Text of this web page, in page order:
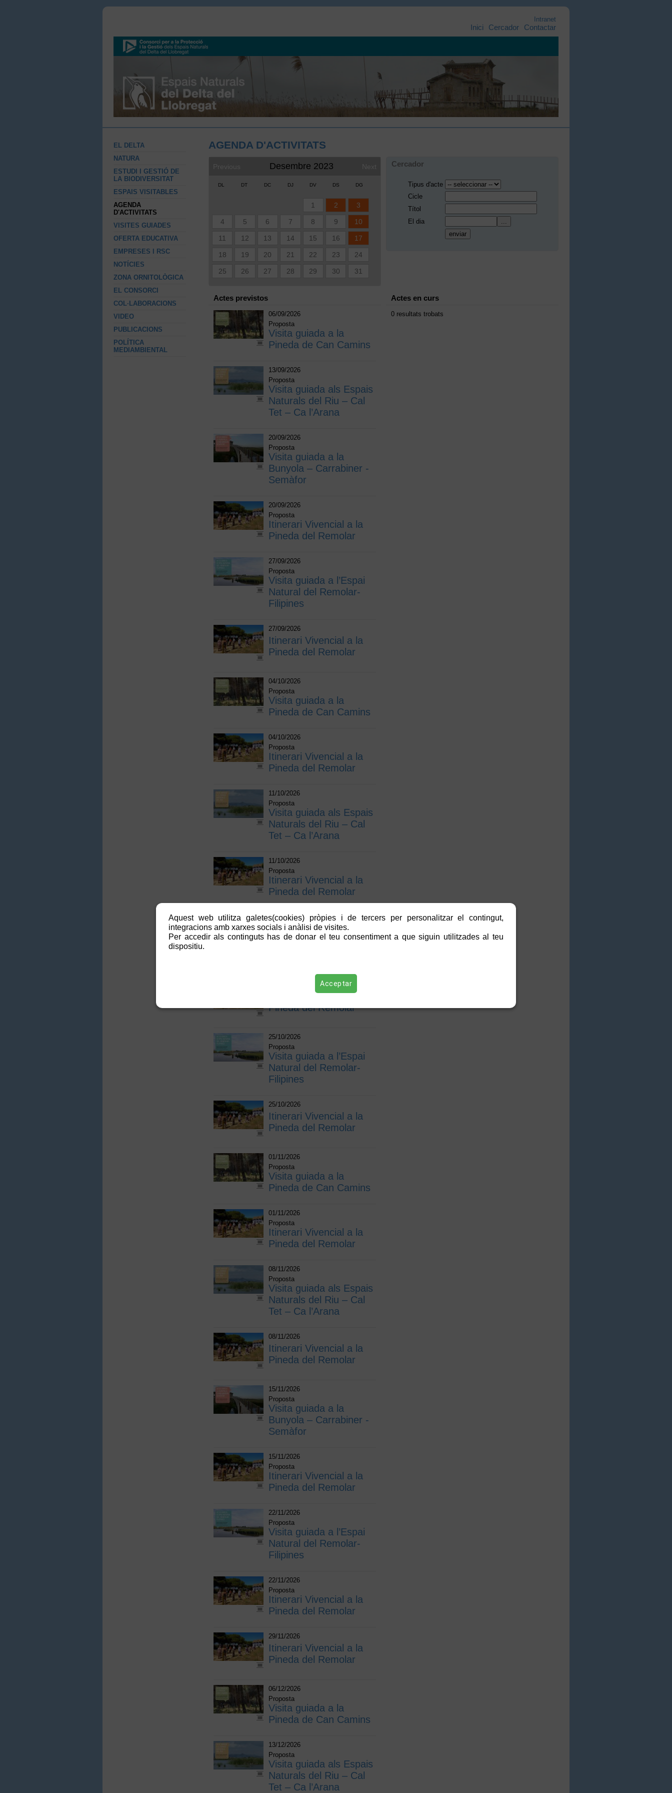
Intranet
Inici Cercador Contactar
EL DELTA
NATURA
ESTUDI I GESTIÓ DE
LA BIODIVERSITAT
ESPAIS VISITABLES
AGENDA
D'ACTIVITATS
VISITES GUIADES
OFERTA EDUCATIVA
EMPRESES I RSC
NOTÍCIES
ZONA ORNITOLÒGICA
EL CONSORCI
COL·LABORACIONS
VIDEO
PUBLICACIONS
POLÍTICA
MEDIAMBIENTAL
AGENDA D'ACTIVITATS
Previous Next
Desembre 2023
DL DT DC DJ DV DS DG
1 2 3
4 5 6 7 8 9 10
11 12 13 14 15 16 17
18 19 20 21 22 23 24
25 26 27 28 29 30 31
Cercador
Tipus d'acte
Cicle
Títol
El dia
...
Actes previstos
06/09/2026
Proposta
Visita guiada a la
Pineda de Can Camins
13/09/2026
Proposta
Visita guiada als Espais
Naturals del Riu – Cal
Tet – Ca l’Arana
20/09/2026
Proposta
Visita guiada a la
Bunyola – Carrabiner -
Semàfor
20/09/2026
Proposta
Itinerari Vivencial a la
Pineda del Remolar
27/09/2026
Proposta
Visita guiada a l’Espai
Natural del Remolar-
Filipines
27/09/2026
Itinerari Vivencial a la
Pineda del Remolar
04/10/2026
Proposta
Visita guiada a la
Pineda de Can Camins
04/10/2026
Proposta
Itinerari Vivencial a la
Pineda del Remolar
11/10/2026
Proposta
Visita guiada als Espais
Naturals del Riu – Cal
Tet – Ca l’Arana
11/10/2026
Proposta
Itinerari Vivencial a la
Pineda del Remolar
18/10/2026
Proposta
Visita guiada a la
Itinerari Vivencial a la
Pineda del Remolar
25/10/2026
Proposta
Visita guiada a l’Espai
Natural del Remolar-
Filipines
25/10/2026
Itinerari Vivencial a la
Pineda del Remolar
01/11/2026
Proposta
Visita guiada a la
Pineda de Can Camins
01/11/2026
Proposta
Itinerari Vivencial a la
Pineda del Remolar
08/11/2026
Proposta
Visita guiada als Espais
Naturals del Riu – Cal
Tet – Ca l’Arana
08/11/2026
Itinerari Vivencial a la
Pineda del Remolar
15/11/2026
Proposta
Visita guiada a la
Bunyola – Carrabiner -
Semàfor
15/11/2026
Proposta
Itinerari Vivencial a la
Pineda del Remolar
22/11/2026
Proposta
Visita guiada a l’Espai
Natural del Remolar-
Filipines
22/11/2026
Proposta
Itinerari Vivencial a la
Pineda del Remolar
29/11/2026
Itinerari Vivencial a la
Pineda del Remolar
06/12/2026
Proposta
Visita guiada a la
Pineda de Can Camins
13/12/2026
Proposta
Visita guiada als Espais
Naturals del Riu – Cal
Tet – Ca l’Arana
Actes en curs
0 resultats trobats
Aquest web utilitza galetes(cookies) pròpies i de tercers per personalitzar el contingut,
integracions amb xarxes socials i anàlisi de visites.
Per accedir als continguts has de donar el teu consentiment a que siguin utilitzades al teu
dispositiu.
Acceptar